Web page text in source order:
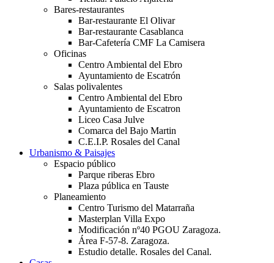
Bares-restaurantes
Bar-restaurante El Olivar
Bar-restaurante Casablanca
Bar-Cafetería CMF La Camisera
Oficinas
Centro Ambiental del Ebro
Ayuntamiento de Escatrón
Salas polivalentes
Centro Ambiental del Ebro
Ayuntamiento de Escatron
Liceo Casa Julve
Comarca del Bajo Martin
C.E.I.P. Rosales del Canal
Urbanismo & Paisajes
Espacio público
Parque riberas Ebro
Plaza pública en Tauste
Planeamiento
Centro Turismo del Matarraña
Masterplan Villa Expo
Modificación nº40 PGOU Zaragoza.
Área F-57-8. Zaragoza.
Estudio detalle. Rosales del Canal.